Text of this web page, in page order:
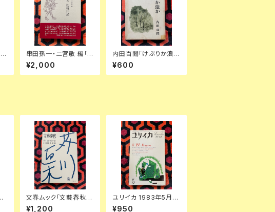
L
串田孫一・二宮敬 編「渡
辺一夫 敗戦日記」 初
版 函入り 帯付き 装幀:
串田孫一 博文館新社
¥2,000
内田百閒「けぶりか浪
か」初版 函入り 装幀:内
田克已 新潮社
¥600
文春ムック「文藝春秋
特別編集:芥川賞・直木
¥1,200
ユリイカ 1983年5月号
「増頁特集:ゴダール 映
¥950